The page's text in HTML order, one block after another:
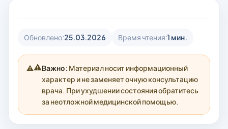
Обновлено:25.03.2026 Время чтения:1 мин.
⚠️Важно: Материал носит информационный
характер и не заменяет очную консультацию
врача. При ухудшении состояния обратитесь
за неотложной медицинской помощью.